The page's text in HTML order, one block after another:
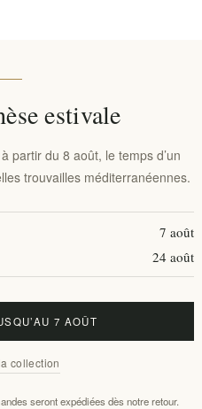
estivale
partir du 8 août, le temps d’un
trouvailles méditerranéennes.
7 août
24 août
7 AOÛT
collection
seront expédiées dès notre retour.